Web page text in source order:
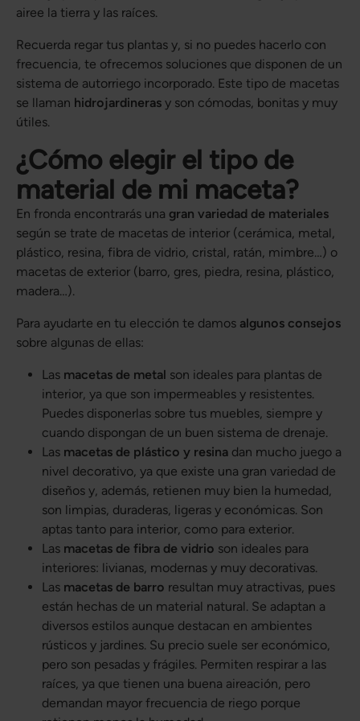
airee la tierra y las raíces.
Recuerda regar tus plantas y, si no puedes hacerlo con
frecuencia, te ofrecemos soluciones que disponen de un
sistema de autorriego incorporado. Este tipo de macetas
se llaman hidrojardineras y son cómodas, bonitas y muy
útiles.
¿Cómo elegir el tipo de
material de mi maceta?
En fronda encontrarás una gran variedad de materiales
según se trate de macetas de interior (cerámica, metal,
plástico, resina, fibra de vidrio, cristal, ratán, mimbre…) o
macetas de exterior (barro, gres, piedra, resina, plástico,
madera…).
Para ayudarte en tu elección te damos algunos consejos
sobre algunas de ellas:
Las macetas de metal son ideales para plantas de
interior, ya que son impermeables y resistentes.
Puedes disponerlas sobre tus muebles, siempre y
cuando dispongan de un buen sistema de drenaje.
Las macetas de plástico y resina dan mucho juego a
nivel decorativo, ya que existe una gran variedad de
diseños y, además, retienen muy bien la humedad,
son limpias, duraderas, ligeras y económicas. Son
aptas tanto para interior, como para exterior.
Las macetas de fibra de vidrio son ideales para
interiores: livianas, modernas y muy decorativas.
Las macetas de barro resultan muy atractivas, pues
están hechas de un material natural. Se adaptan a
diversos estilos aunque destacan en ambientes
rústicos y jardines. Su precio suele ser económico,
pero son pesadas y frágiles. Permiten respirar a las
raíces, ya que tienen una buena aireación, pero
demandan mayor frecuencia de riego porque